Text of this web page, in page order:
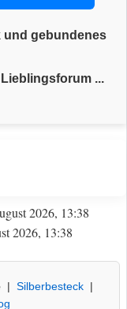
und gebundenes
...
2026, 13:38
2026, 13:38
| Silberbesteck|